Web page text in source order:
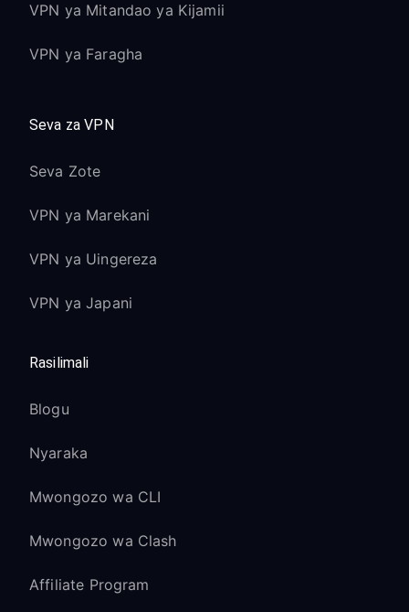
VPN ya Mitandao ya Kijamii
VPN ya Faragha
Seva za VPN
Seva Zote
VPN ya Marekani
VPN ya Uingereza
VPN ya Japani
Rasilimali
Blogu
Nyaraka
Mwongozo wa CLI
Mwongozo wa Clash
Affiliate Program